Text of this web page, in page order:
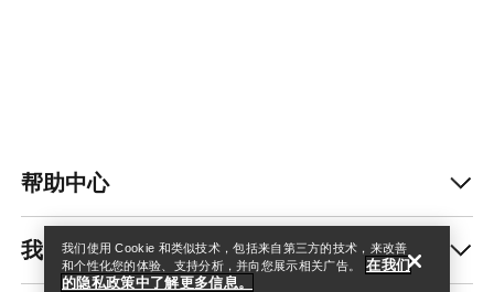
帮助中心
我的账户
我们使用 Cookie 和类似技术，包括来自第三方的技术，来改善
和个性化您的体验、支持分析，并向您展示相关广告。
在我们
的隐私政策中了解更多信息。